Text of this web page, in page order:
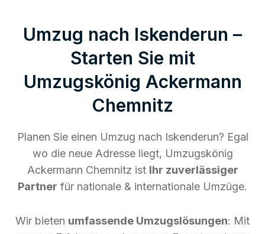
Umzug nach Iskenderun –
Starten Sie mit
Umzugskönig Ackermann
Chemnitz
Planen Sie einen Umzug nach Iskenderun? Egal
wo die neue Adresse liegt, Umzugskönig
Ackermann Chemnitz ist Ihr zuverlässiger
Partner für nationale & internationale Umzüge.
Wir bieten umfassende Umzugslösungen: Mit